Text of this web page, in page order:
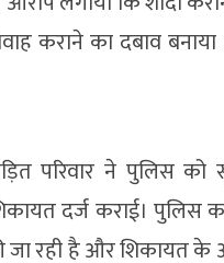
कराने का दबाव
परिवार ने पुलिस
दर्ज कराई। पुलिस
जा रही है और शिकायत